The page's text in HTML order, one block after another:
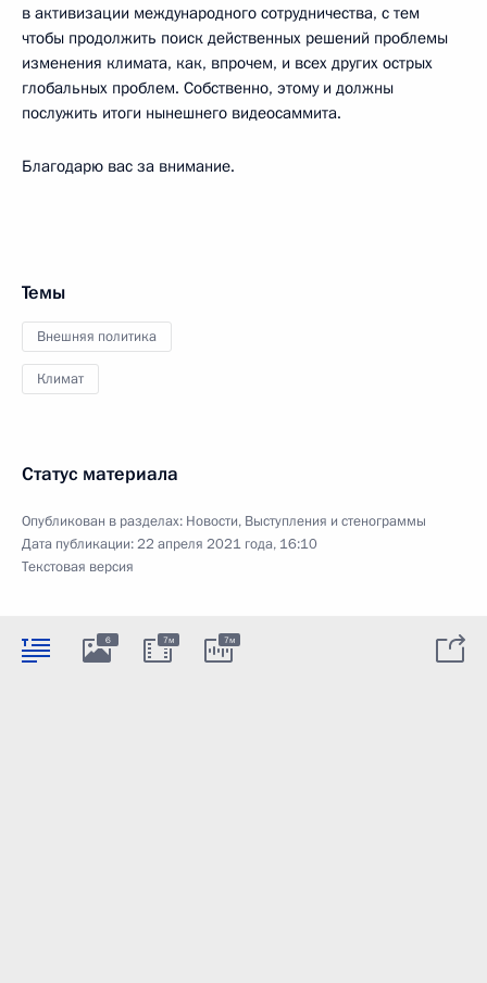
в активизации международного сотрудничества, с тем
чтобы продолжить поиск действенных решений проблемы
изменения климата, как, впрочем, и всех других острых
глобальных проблем. Собственно, этому и должны
послужить итоги нынешнего видеосаммита.
Благодарю вас за внимание.
Темы
Внешняя политика
Климат
Статус материала
Опубликован в разделах: Новости, Выступления и стенограммы
Дата публикации:22 апреля 2021 года, 16:10
Текстовая версия
6 7м 7м